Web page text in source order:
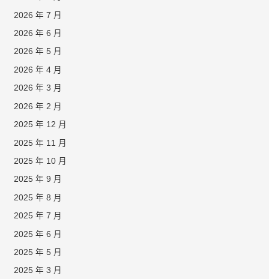
2026 年 7 月
2026 年 6 月
2026 年 5 月
2026 年 4 月
2026 年 3 月
2026 年 2 月
2025 年 12 月
2025 年 11 月
2025 年 10 月
2025 年 9 月
2025 年 8 月
2025 年 7 月
2025 年 6 月
2025 年 5 月
2025 年 3 月